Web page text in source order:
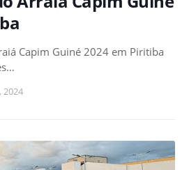
Capim Guiné 2024 em Piritiba
2024